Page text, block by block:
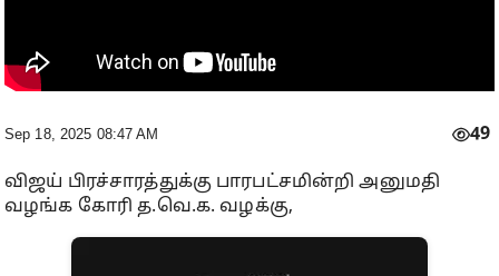
Sep 18, 2025 08:47 AM 49
விஜய் பிரச்சாரத்துக்கு பாரபட்சமின்றி அனுமதி
வழங்க கோரி த.வெ.க. வழக்கு,